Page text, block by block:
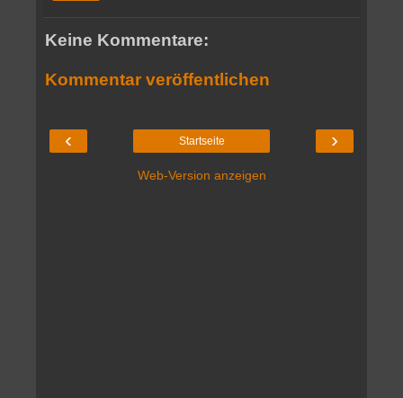
Keine Kommentare:
Kommentar veröffentlichen
‹ ›
Startseite
Web-Version anzeigen